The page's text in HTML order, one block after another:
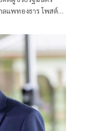
ลแพทองธาร โพสต์
ำให้สัมพันธ์ไทย-จีน